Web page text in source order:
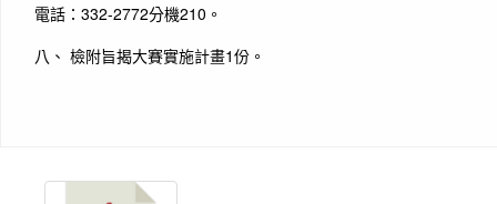
電話：332-2772分機210。
八、 檢附旨揭大賽實施計畫1份。